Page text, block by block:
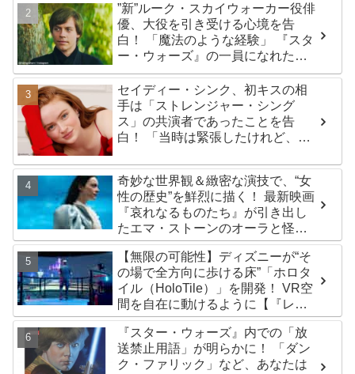
”新”ルーク・スカイウォーカー役俳
優、大役を引き受ける心境を告
白！ 「魔法のような経験」 『スタ
ー・ウォーズ』の一員になれたこ
とによろこび爆発
セイディー・シンク、初キスの相
手は「ストレンジャー・シング
ス」の共演者であったことを告
白！ 「当時は緊張したけれど、い
奇妙な世界観＆緻密な演技で、“女
性の歴史”を鮮烈に描く！ 最新映画
『哀れなるものたち』が引き出し
たエマ・ストーンのオーラと怪
演、そして緻密すぎる演技力！ こ
れは女性の“自由意志”の物語［レビ
ュー＆解説］
【無限の可能性】ディズニーが“そ
の場で全方向に歩ける床”「ホロタ
イル（HoloTile）」を開発！ VR空
間を自在に動けるように【『レデ
ィプレ』実現への大きな一歩？】
『スター・ウォーズ』内での「放
送禁止用語」が明らかに！ 「ダン
ク・ファリック」など、あなたは